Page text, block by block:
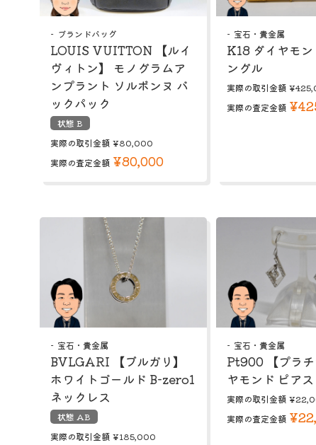
ブランドバッグ
LOUIS VUITTON 【ルイ
ヴィトン】 モノグラムア
ンプラント ソルボンヌ バ
ックパック
状態 B
実際の取引金額 ¥80,000
実際の査定金額 ¥80,000
宝石・貴金属
K18 ダイヤモン
ングル
実際の取引金額
実際の査定金額
宝石・貴金属
BVLGARI 【ブルガリ】
ホワイトゴールド B-zero1
ネックレス
状態 AB
実際の取引金額 ¥185,000
宝石・貴金属
Pt900 【プラチ
ヤモンド ピアス
実際の取引金額
実際の査定金額